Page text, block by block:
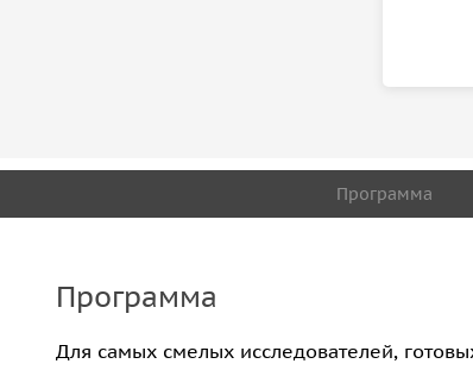
Программа
Программа
Для самых смелых исследователей,